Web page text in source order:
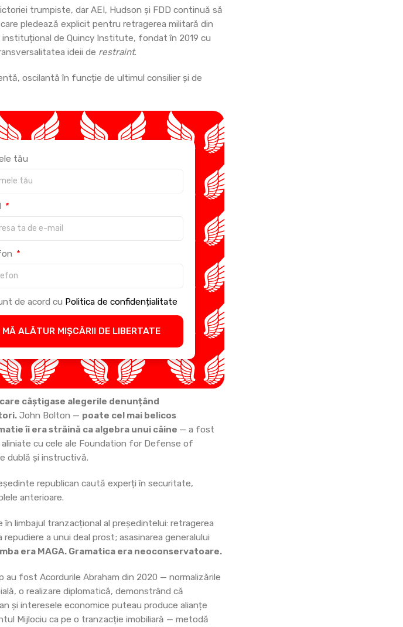
trumpiste, dar AEI, Hudson și FDD continuă să
pledează explicit pentru retragerea militară din
instituțional de Quincy Institute, fondat în 2019 cu
ideii de restraint.
oscilantă în funcție de ultimul consilier și de
tău
de acord cu Politica de confidențialitate
MĂ ALĂTUR MIȘCĂRII DE LIBERTATE
câștigase alegerile denunțând
John Bolton — poate cel mai belicos
îi era străină ca algebra unui câine — a fost
cu cele ale Foundation for Defense of
dublă și instructivă.
republican caută experți în securitate,
anterioare.
limbajul tranzacțional al președintelui: retragerea
a unui deal prost; asasinarea generalului
era MAGA. Gramatica era neoconservatoare.
fost Acordurile Abraham din 2020 — normalizările
o realizare diplomatică, demonstrând că
și interesele economice puteau produce alianțe
Mijlociu ca pe o tranzacție imobiliară — metodă